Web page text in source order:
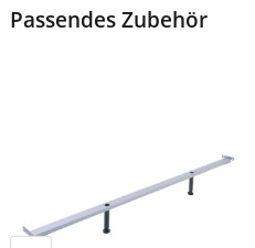
Passendes Zubehör